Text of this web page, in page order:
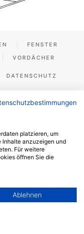
FENSTER
VORDÄCHER
DATENSCHUTZ
platzieren, um
Inhalte anzuzeigen und
Für weitere
öffnen Sie die
Ablehnen